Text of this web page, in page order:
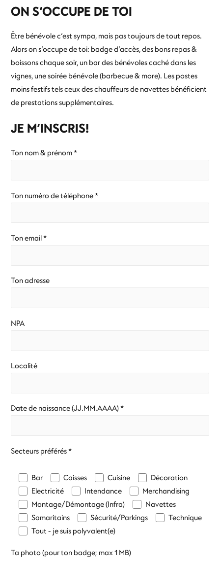
ON S’OCCUPE DE TOI
Être bénévole c’est sympa, mais pas toujours de tout repos.
Alors on s’occupe de toi: badge d’accès, des bons repas &
boissons chaque soir, un bar des bénévoles caché dans les
vignes, une soirée bénévole (barbecue & more). Les postes
moins festifs tels ceux des chauffeurs de navettes bénéficient
de prestations supplémentaires.
JE M’INSCRIS!
Ton nom & prénom *
Ton numéro de téléphone *
Ton email *
Ton adresse
NPA
Localité
Date de naissance (JJ.MM.AAAA) *
Secteurs préférés *
Bar Caisses Cuisine
Décoration
Electricité
Intendance
Merchandising
Montage/Démontage (Infra)
Navettes
Samaritains
Sécurité/Parkings
Technique
Tout - je suis polyvalent(e)
Ta photo (pour ton badge; max 1 MB)